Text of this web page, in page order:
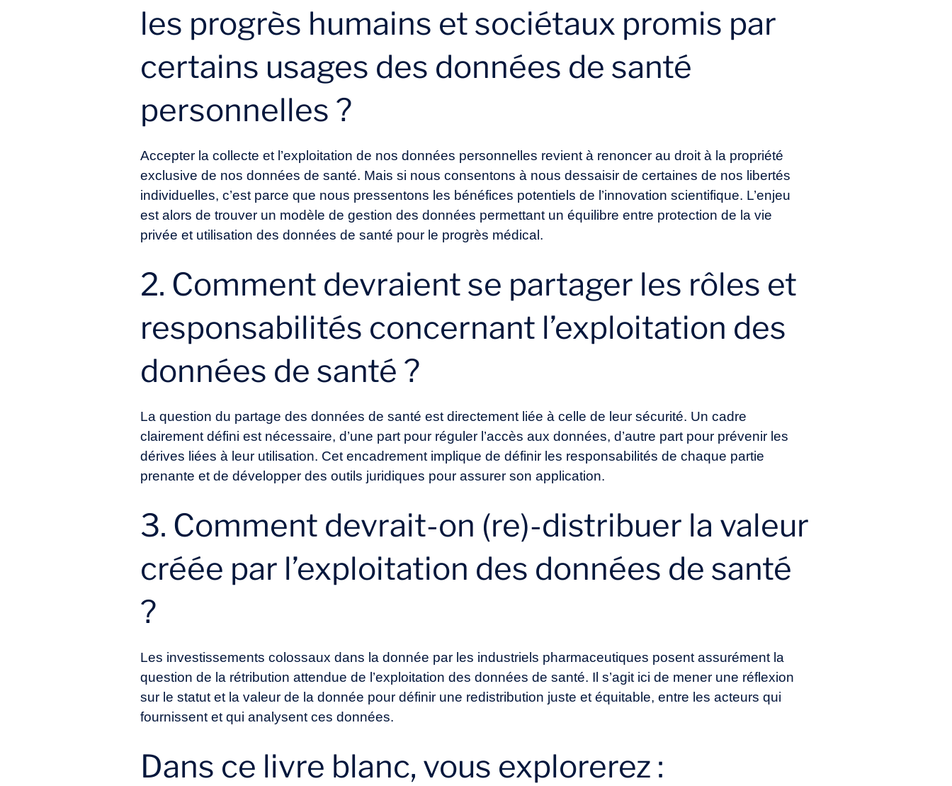
les progrès humains et sociétaux promis par
certains usages des données de santé
personnelles ?
Accepter la collecte et l’exploitation de nos données personnelles revient à renoncer au droit à la propriété
exclusive de nos données de santé. Mais si nous consentons à nous dessaisir de certaines de nos libertés
individuelles, c’est parce que nous pressentons les bénéfices potentiels de l’innovation scientifique. L’enjeu
est alors de trouver un modèle de gestion des données permettant un équilibre entre protection de la vie
privée et utilisation des données de santé pour le progrès médical.
2. Comment devraient se partager les rôles et
responsabilités concernant l’exploitation des
données de santé ?
La question du partage des données de santé est directement liée à celle de leur sécurité. Un cadre
clairement défini est nécessaire, d’une part pour réguler l’accès aux données, d’autre part pour prévenir les
dérives liées à leur utilisation. Cet encadrement implique de définir les responsabilités de chaque partie
prenante et de développer des outils juridiques pour assurer son application.
3. Comment devrait-on (re)-distribuer la valeur
créée par l’exploitation des données de santé
?
Les investissements colossaux dans la donnée par les industriels pharmaceutiques posent assurément la
question de la rétribution attendue de l’exploitation des données de santé. Il s’agit ici de mener une réflexion
sur le statut et la valeur de la donnée pour définir une redistribution juste et équitable, entre les acteurs qui
fournissent et qui analysent ces données.
Dans ce livre blanc, vous explorerez :